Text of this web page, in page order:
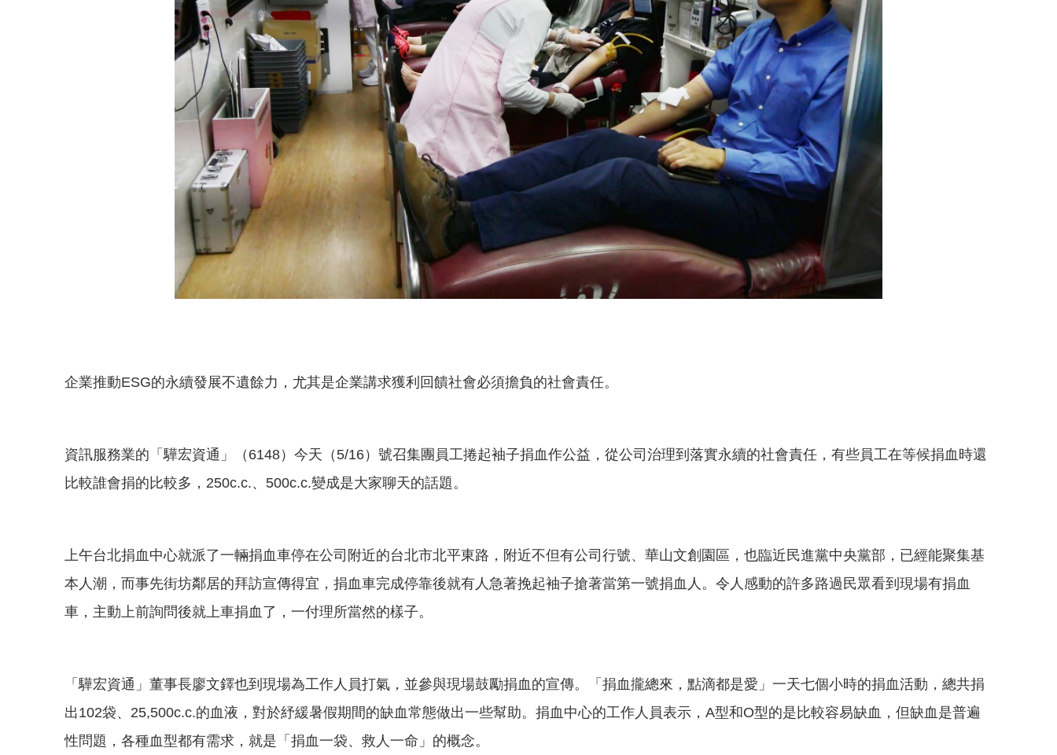
企業推動ESG的永續發展不遺餘力，尤其是企業講求獲利回饋社會必須擔負的社會責任。
資訊服務業的「驊宏資通」（6148）今天（5/16）號召集團員工捲起袖子捐血作公益，從公司治理到落實永續的社會責任，有些員工在等候捐血時還
比較誰會捐的比較多，250c.c.、500c.c.變成是大家聊天的話題。
上午台北捐血中心就派了一輛捐血車停在公司附近的台北市北平東路，附近不但有公司行號、華山文創園區，也臨近民進黨中央黨部，已經能聚集基
本人潮，而事先街坊鄰居的拜訪宣傳得宜，捐血車完成停靠後就有人急著挽起袖子搶著當第一號捐血人。令人感動的許多路過民眾看到現場有捐血
車，主動上前詢問後就上車捐血了，一付理所當然的樣子。
「驊宏資通」董事長廖文鐸也到現場為工作人員打氣，並參與現場鼓勵捐血的宣傳。「捐血攏總來，點滴都是愛」一天七個小時的捐血活動，總共捐
出102袋、25,500c.c.的血液，對於紓緩暑假期間的缺血常態做出一些幫助。捐血中心的工作人員表示，A型和O型的是比較容易缺血，但缺血是普遍
性問題，各種血型都有需求，就是「捐血一袋、救人一命」的概念。